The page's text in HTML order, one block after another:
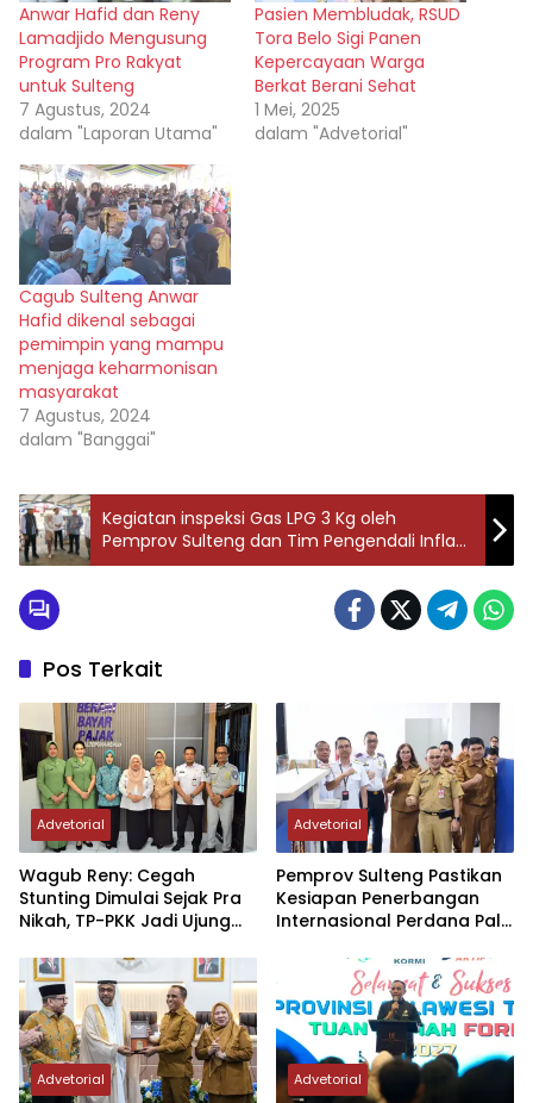
Anwar Hafid dan Reny
Lamadjido Mengusung
Program Pro Rakyat
untuk Sulteng
7 Agustus, 2024
dalam "Laporan Utama"
Pasien Membludak, RSUD
Tora Belo Sigi Panen
Kepercayaan Warga
Berkat Berani Sehat
1 Mei, 2025
dalam "Advetorial"
Cagub Sulteng Anwar
Hafid dikenal sebagai
pemimpin yang mampu
menjaga keharmonisan
masyarakat
7 Agustus, 2024
dalam "Banggai"
Kegiatan inspeksi Gas LPG 3 Kg oleh
Pemprov Sulteng dan Tim Pengendali Inflasi
Daerah
Pos Terkait
Advetorial
Wagub Reny: Cegah
Stunting Dimulai Sejak Pra
Nikah, TP-PKK Jadi Ujung
Advetorial
Pemprov Sulteng Pastikan
Kesiapan Penerbangan
Internasional Perdana Palu
Advetorial Advetorial